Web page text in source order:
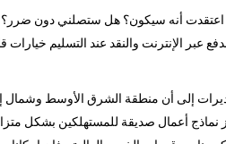
اعتقدت أنه سيكون؟ هل ستصلني دون
عبر الإنترنت والنقد عند التسليم خيارات
إلى أن منطقة الشرق الأوسط وشمال
نماذج أعمال صديقة للمستهلكين